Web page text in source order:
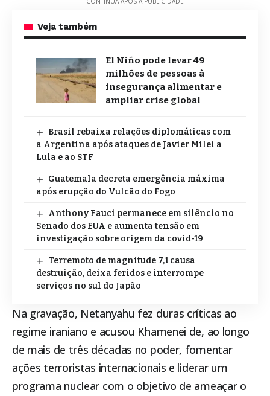
Veja também
El Niño pode levar 49
milhões de pessoas à
insegurança alimentar e
ampliar crise global
Brasil rebaixa relações diplomáticas com
a Argentina após ataques de Javier Milei a
Lula e ao STF
Guatemala decreta emergência máxima
após erupção do Vulcão do Fogo
Anthony Fauci permanece em silêncio no
Senado dos EUA e aumenta tensão em
investigação sobre origem da covid-19
Terremoto de magnitude 7,1 causa
destruição, deixa feridos e interrompe
serviços no sul do Japão
Na gravação, Netanyahu fez duras críticas ao
regime iraniano e acusou Khamenei de, ao longo
de mais de três décadas no poder, fomentar
ações terroristas internacionais e liderar um
programa nuclear com o objetivo de ameaçar o